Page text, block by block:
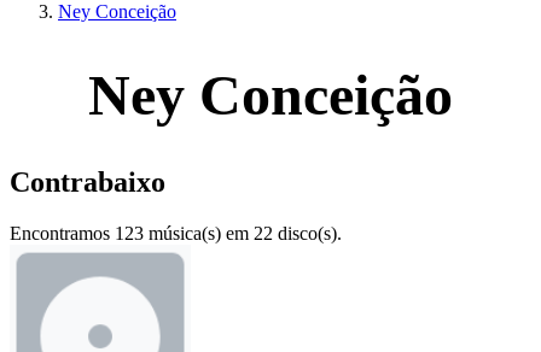
Ney Conceição
Ney Conceição
Contrabaixo
Encontramos 123 música(s) em 22 disco(s).